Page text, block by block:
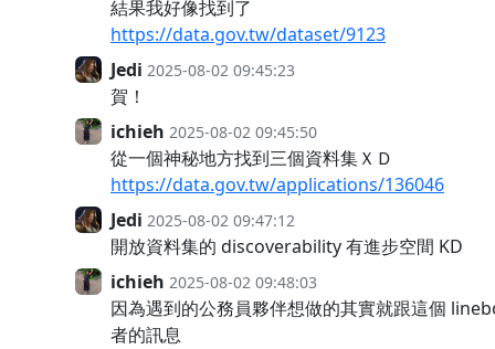
結果我好像找到了
https://data.gov.tw/dataset/9123
Jedi 2025-08-02 09:45:23
賀！
ichieh 2025-08-02 09:45:50
從一個神秘地方找到三個資料集ＸＤ
https://data.gov.tw/applications/136046
Jedi 2025-08-02 09:47:12
開放資料集的 discoverability 有進步空間 KD
ichieh 2025-08-02 09:48:03
因為遇到的公務員夥伴想做的其實就跟這個
者的訊息